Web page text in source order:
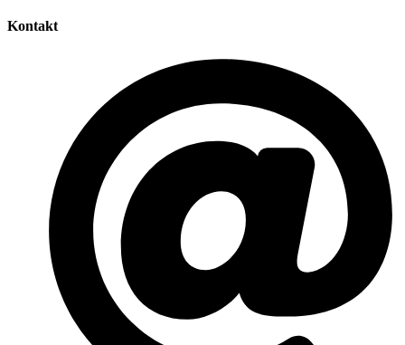
Kontakt